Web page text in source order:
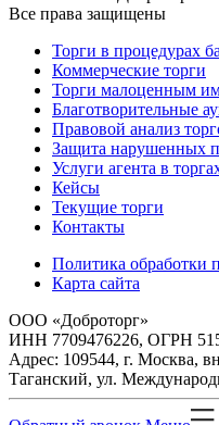
Все права защищены
Торги в процедурах
Коммерческие торги
Торги малоценным
Благотворительные
Правовой анализ
Защита нарушенных
Услуги агента в
Кейсы
Текущие торги
Контакты
Политика обработки
Карта сайта
ООО «Доброторг»
ИНН 7709476226, ОГРН
Адрес: 109544, г. Москва,
Таганский, ул.